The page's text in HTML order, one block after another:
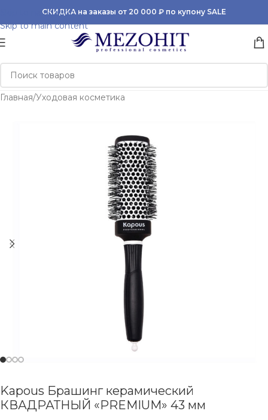
Skip to navigation
Skip to main content
СКИДКА на заказы от 20 000 ₽ по купону SALE
Главная/Уходовая косметика
Kapous Брашинг керамический
КВАДРАТНЫЙ «PREMIUM» 43 мм